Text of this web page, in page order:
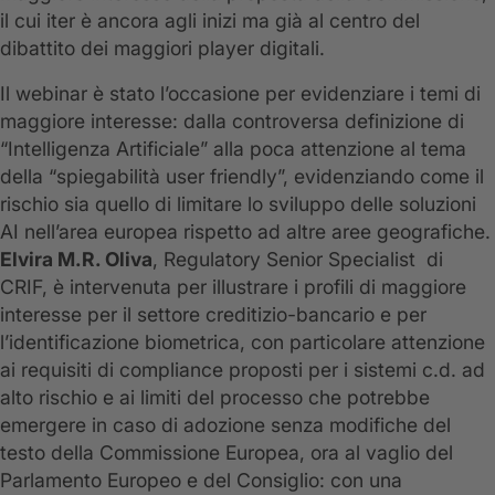
il cui iter è ancora agli inizi ma già al centro del
dibattito dei maggiori player digitali.
Il webinar è stato l’occasione per evidenziare i temi di
maggiore interesse: dalla controversa definizione di
“Intelligenza Artificiale” alla poca attenzione al tema
della “spiegabilità user friendly”, evidenziando come il
rischio sia quello di limitare lo sviluppo delle soluzioni
AI nell’area europea rispetto ad altre aree geografiche.
Elvira M.R. Oliva, Regulatory Senior Specialist di
CRIF, è intervenuta per illustrare i profili di maggiore
interesse per il settore creditizio-bancario e per
l’identificazione biometrica, con particolare attenzione
ai requisiti di compliance proposti per i sistemi c.d. ad
alto rischio e ai limiti del processo che potrebbe
emergere in caso di adozione senza modifiche del
testo della Commissione Europea, ora al vaglio del
Parlamento Europeo e del Consiglio: con una